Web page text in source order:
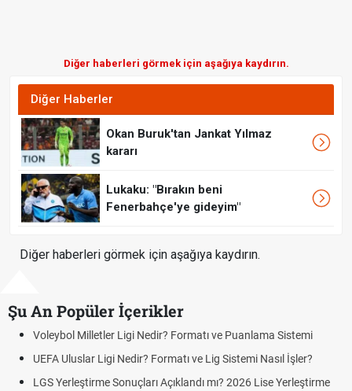
Diğer haberleri görmek için aşağıya kaydırın.
Diğer Haberler
Okan Buruk'tan Jankat Yılmaz
kararı
Lukaku: "Bırakın beni
Fenerbahçe'ye gideyim"
Diğer haberleri görmek için aşağıya kaydırın.
Şu An Popüler İçerikler
Milletler Ligi Nedir? Formatı ve Puanlama Sistemi
Uluslar Ligi Nedir? Formatı ve Lig Sistemi Nasıl İşler?
Yerleştirme Sonuçları Açıklandı mı? 2026 Lise Yerleştirme